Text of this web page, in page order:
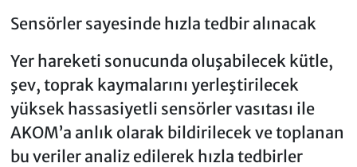
Sensörler sayesinde hızla tedbir alınacak
Yer hareketi sonucunda oluşabilecek kütle,
şev, toprak kaymalarını yerleştirilecek
yüksek hassasiyetli sensörler vasıtası ile
AKOM’a anlık olarak bildirilecek ve toplanan
bu veriler analiz edilerek hızla tedbirler